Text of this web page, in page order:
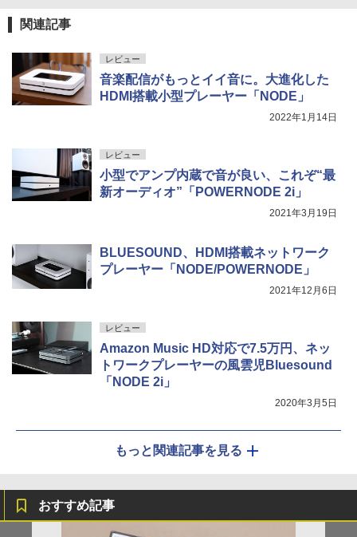
関連記事
レビュー
音楽配信がもっとイイ音に。大進化した
HDMI搭載小型プレーヤー「NODE」
2022年1月14日
レビュー
小型でアンプ内蔵で音が良い、これぞ“最
新オーディオ”「POWERNODE 2i」
2021年3月19日
BLUESOUND、HDMI搭載ネットワーク
プレーヤー「NODE/POWERNODE」
2021年12月6日
レビュー
Amazon Music HD対応で7.5万円、ネッ
トワークプレーヤーの風雲児Bluesound
「NODE 2i」
2020年3月5日
もっと関連記事を見る
おすすめ記事